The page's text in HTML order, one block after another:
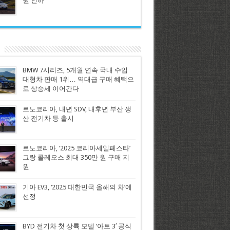
BMW 7시리즈, 5개월 연속 국내 수입
대형차 판매 1위… 역대급 구매 혜택으
로 상승세 이어간다
르노코리아, 내년 SDV, 내후년 부산 생
산 전기차 등 출시
르노코리아, ‘2025 코리아세일페스타’
그랑 콜레오스 최대 350만 원 구매 지
원
기아 EV3, ‘2025 대한민국 올해의 차’에
선정
BYD 전기차 첫 상륙 모델 ‘아토 3′ 공식